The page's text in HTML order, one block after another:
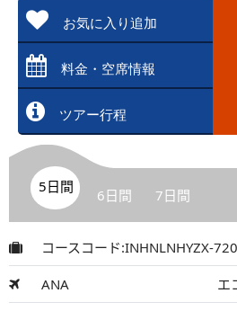
お気に入り追加
料金・空席情報
ツアー行程
5日間 6日間 7日間
コースコード:INHNLNHYZX-720
ANA エ